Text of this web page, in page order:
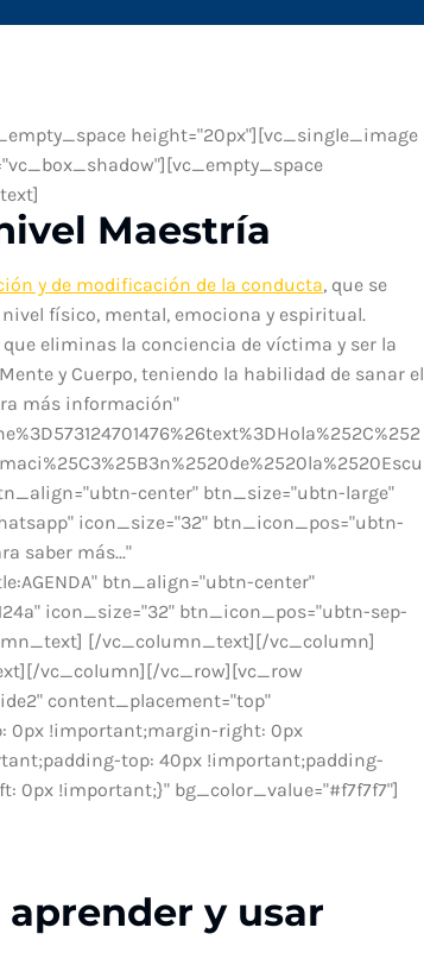
height="20px"][vc_single_image
Maestría
y de modificación de la conducta, que se
físico, mental, emociona y espiritual.
que eliminas la conciencia de víctima y ser la
y Cuerpo, teniendo la habilidad de sanar el
más información"
center" btn_size="ubtn-large"
icon_size="32" btn_icon_pos="ubtn-
saber más..."
btn_align="ubtn-center"
icon_size="32" btn_icon_pos="ubtn-sep-
[/vc_column_text][/vc_column]
vc_column][/vc_row][vc_row
content_placement="top"
0px !important;margin-right: 0px
top: 40px !important;padding-
0px !important;}" bg_color_value="#f7f7f7"]
aprender y usar